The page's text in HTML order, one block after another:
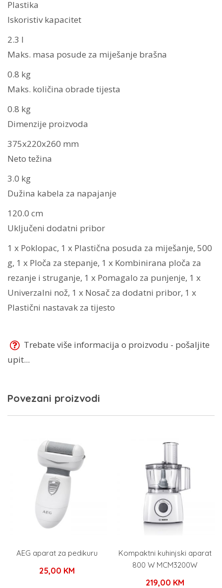
Plastika
Iskoristiv kapacitet
2.3 l
Maks. masa posude za miješanje brašna
0.8 kg
Maks. količina obrade tijesta
0.8 kg
Dimenzije proizvoda
375x220x260 mm
Neto težina
3.0 kg
Dužina kabela za napajanje
120.0 cm
Uključeni dodatni pribor
1 x Poklopac, 1 x Plastična posuda za miješanje, 500
g, 1 x Ploča za stepanje, 1 x Kombinirana ploča za
rezanje i struganje, 1 x Pomagalo za punjenje, 1 x
Univerzalni nož, 1 x Nosač za dodatni pribor, 1 x
Plastični nastavak za tijesto
Trebate više informacija o proizvodu - pošaljite
upit...
Povezani proizvodi
AEG aparat za pedikuru
25,00 KM
Kompaktni kuhinjski aparat
800 W MCM3200W
219,00 KM